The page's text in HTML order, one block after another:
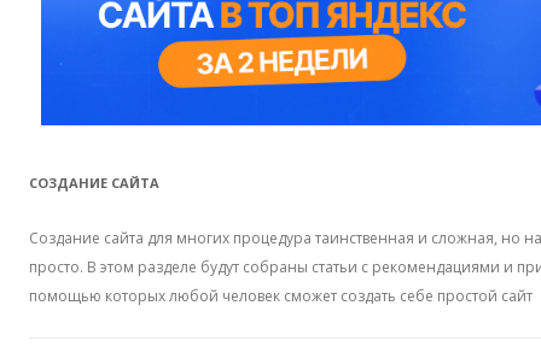
СОЗДАНИЕ САЙТА
Создание сайта для многих процедура таинственная и сложная, но
просто. В этом разделе будут собраны статьи с рекомендациями и
помощью которых любой человек сможет создать себе простой сайт